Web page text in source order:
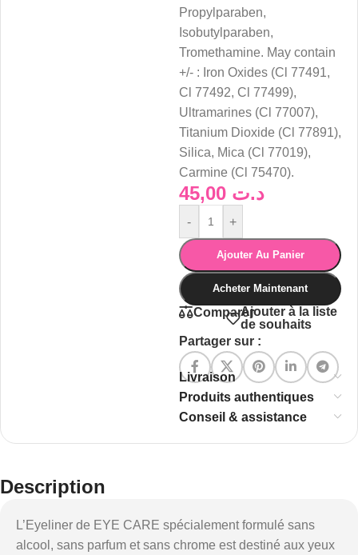
Propylparaben,
Isobutylparaben,
Tromethamine. May contain
+/- : Iron Oxides (Cl 77491,
Cl 77492, Cl 77499),
Ultramarines (Cl 77007),
Titanium Dioxide (Cl 77891),
Silica, Mica (Cl 77019),
Carmine (Cl 75470).
د.ت
- +
Ajouter Au Panier
Acheter Maintenant
ComparerAjouter à la liste
de souhaits
Partager sur :
Livraison
Produits authentiques
Conseil & assistance
Description
L’Eyeliner de EYE CARE spécialement formulé sans
alcool, sans parfum et sans chrome est destiné aux yeux